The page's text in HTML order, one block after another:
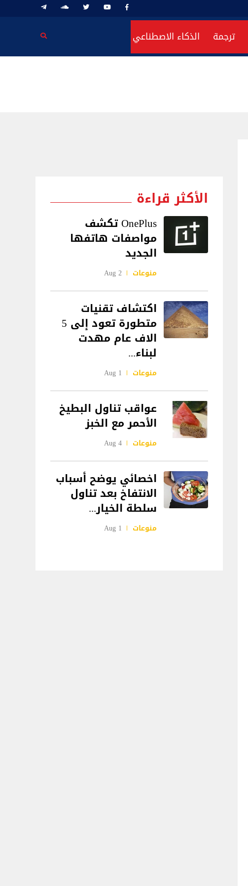
ترجمة الذكاء الاصطناعي
الأكثر قراءة
OnePlus تكشف
مواصفات هاتفها
الجديد
منوعات 2 Aug
اكتشاف تقنيات
متطورة تعود إلى 5
الاف عام مهدت
لبناء...
منوعات 1 Aug
عواقب تناول البطيخ
الأحمر مع الخبز
منوعات 4 Aug
اخصائي يوضح أسباب
الانتفاخ بعد تناول
سلطة الخيار...
منوعات 1 Aug